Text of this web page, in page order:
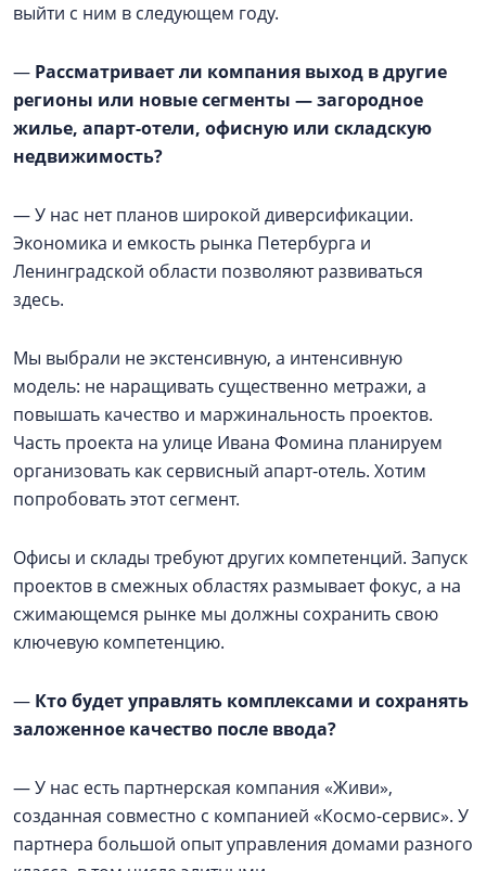
выйти с ним в следующем году.
— Рассматривает ли компания выход в другие
регионы или новые сегменты — загородное
жилье, апарт-отели, офисную или складскую
недвижимость?
— У нас нет планов широкой диверсификации.
Экономика и емкость рынка Петербурга и
Ленинградской области позволяют развиваться
здесь.
Мы выбрали не экстенсивную, а интенсивную
модель: не наращивать существенно метражи, а
повышать качество и маржинальность проектов.
Часть проекта на улице Ивана Фомина планируем
организовать как сервисный апарт-отель. Хотим
попробовать этот сегмент.
Офисы и склады требуют других компетенций. Запуск
проектов в смежных областях размывает фокус, а на
сжимающемся рынке мы должны сохранить свою
ключевую компетенцию.
— Кто будет управлять комплексами и сохранять
заложенное качество после ввода?
— У нас есть партнерская компания «Живи»,
созданная совместно с компанией «Космо-сервис». У
партнера большой опыт управления домами разного